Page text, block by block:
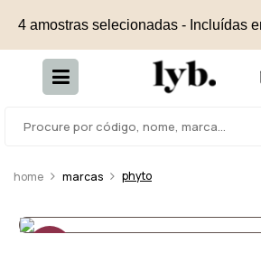
4 amostras selecionadas - Incluídas
marcas phyto